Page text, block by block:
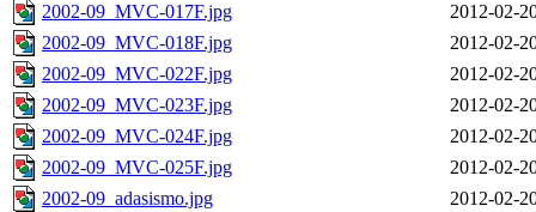
2002-09_MVC-017F.jpg
2012-02-
2002-09_MVC-018F.jpg
2012-02-
2002-09_MVC-022F.jpg
2012-02-
2002-09_MVC-023F.jpg
2012-02-
2002-09_MVC-024F.jpg
2012-02-
2002-09_MVC-025F.jpg
2012-02-
2002-09_adasismo.jpg
2012-02-